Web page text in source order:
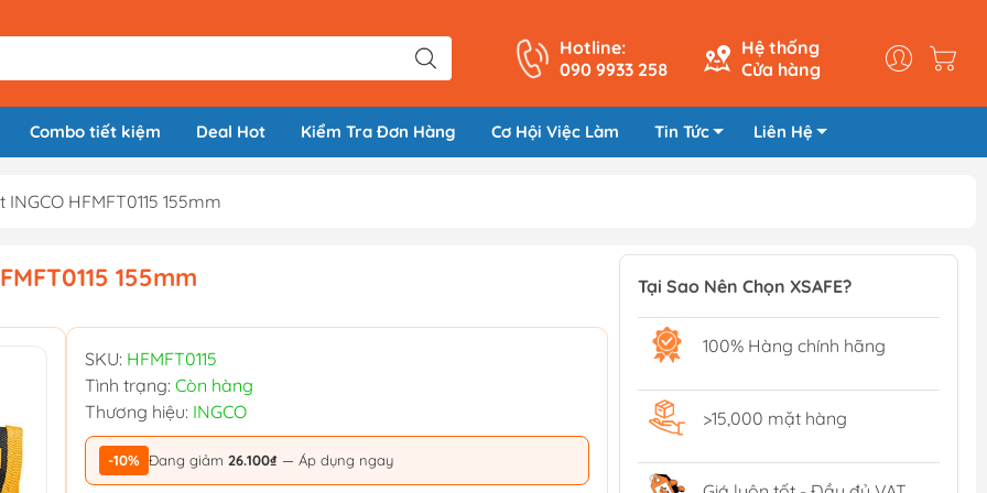
Hotline:
090 9933 258
Hệ thống
Cửa hàng
Combo tiết kiệm Deal Hot Kiểm Tra Đơn Hàng Cơ Hội Việc Làm Tin Tức Liên Hệ
HFMFT0115 155mm
155mm
SKU: HFMFT0115
Tình trạng: Còn hàng
Thương hiệu: INGCO
-10% Đang giảm 26.100₫ — Áp dụng ngay
Tại Sao Nên Chọn XSAFE?
100% Hàng chính hãng
>15,000 mặt hàng